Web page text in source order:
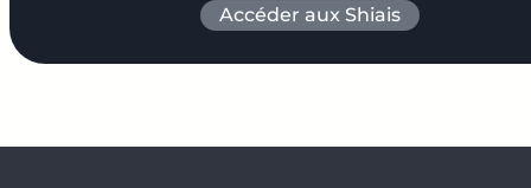
Accéder aux Shiais